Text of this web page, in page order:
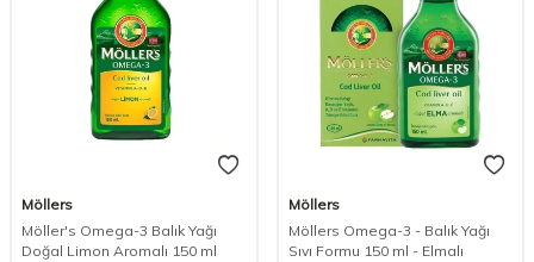
Möllers
Möller's Omega-3 Balık Yağı
Doğal Limon Aromalı 150 ml
Möllers
Möllers Omega-3 - Balık Yağı
Sıvı Formu 150 ml - Elmalı